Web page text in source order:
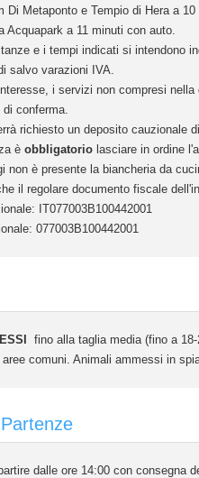
Di Metaponto e Tempio di Hera a
Acquapark a 11 minuti con auto.
e i tempi indicati si intendono
salvo varazioni IVA.
i servizi non compresi
di conferma.
richiesto un deposito cauzionale di
è obbligatorio lasciare in ordine
non è presente la biancheria da
il regolare documento fiscale
IT077003B100442001
077003B100442001
fino alla taglia media (fino a
comuni. Animali ammessi in
dalle ore 14:00 con consegna